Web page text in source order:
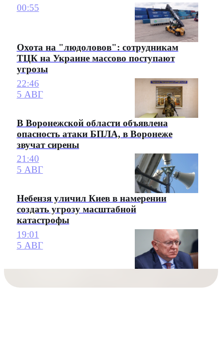
00:55
Охота на "людоловов": сотрудникам
ТЦК на Украине массово поступают
угрозы
22:46
5 АВГ
В Воронежской области объявлена
опасность атаки БПЛА, в Воронеже
звучат сирены
21:40
5 АВГ
Небензя уличил Киев в намерении
создать угрозу масштабной
катастрофы
19:01
5 АВГ